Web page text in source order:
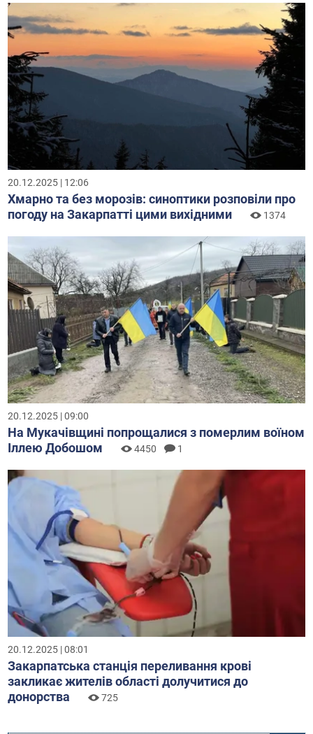
20.12.2025 | 12:06
Хмарно та без морозів: синоптики розповіли про
погоду на Закарпатті цими вихідними
1374
20.12.2025 | 09:00
На Мукачівщині попрощалися з померлим воїном
Іллею Добошом
4450 1
20.12.2025 | 08:01
Закарпатська станція переливання крові
закликає жителів області долучитися до
донорства
725